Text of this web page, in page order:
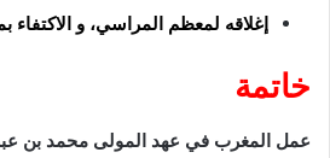
إغلاقه لمعظم المراسي، و الاكتفاء
خاتمة
عمل المغرب في عهد المولى محمد بن عبد